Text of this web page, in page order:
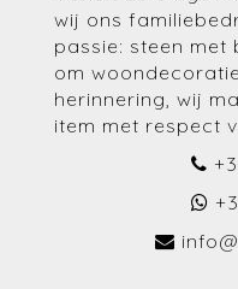
wij ons
passie: steen met
om
herinnering, wij
item met respect